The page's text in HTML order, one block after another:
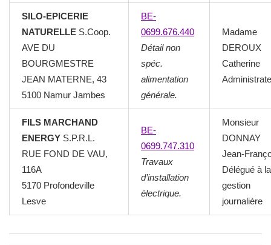
SILO-EPICERIE
NATURELLE S.Coop.
AVE DU
BOURGMESTRE
JEAN MATERNE, 43
5100 Namur Jambes
BE-
0699.676.440
Détail non
spéc.
alimentation
générale.
Madame
DEROUX
Catherine
FILS MARCHAND
ENERGY S.P.R.L.
RUE FOND DE VAU,
116A
5170 Profondeville
Lesve
BE-
0699.747.310
Travaux
d’installation
électrique.
Monsieur
DONNAY
Jean-
Délégué à la
gestion
journalière